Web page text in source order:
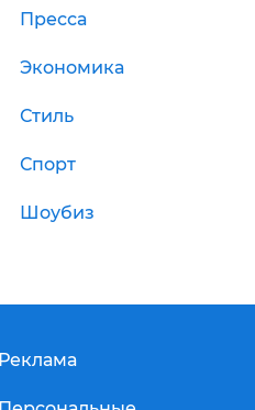
Пресса
Экономика
Стиль
Спорт
Шоубиз
Реклама